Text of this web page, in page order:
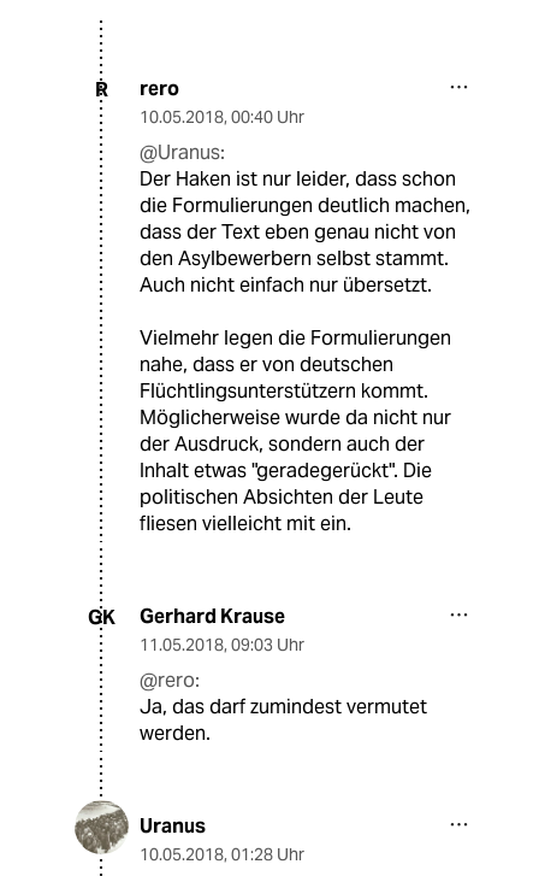
R rero
10.05.2018, 00:40 Uhr
@Uranus:
Der Haken ist nur leider, dass schon
die Formulierungen deutlich machen,
dass der Text eben genau nicht von
den Asylbewerbern selbst stammt.
Auch nicht einfach nur übersetzt.
Vielmehr legen die Formulierungen
nahe, dass er von deutschen
Flüchtlingsunterstützern kommt.
Möglicherweise wurde da nicht nur
der Ausdruck, sondern auch der
Inhalt etwas "geradegerückt". Die
politischen Absichten der Leute
fliesen vielleicht mit ein.
GK Gerhard Krause
11.05.2018, 09:03 Uhr
@rero:
Ja, das darf zumindest vermutet
werden.
Uranus
10.05.2018, 01:28 Uhr